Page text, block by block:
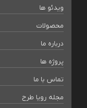
ویدئو ها
محصولات
درباره ما
پروژه ها
تماس با ما
مجله رویا طرح